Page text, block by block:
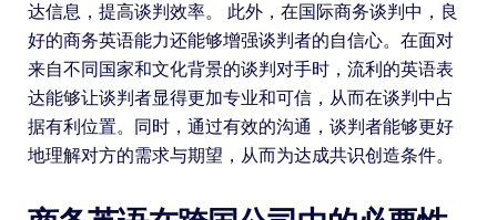
达信息，提高谈判效率。 此外，在国际商务谈判中，良
好的商务英语能力还能够增强谈判者的自信心。在面对
来自不同国家和文化背景的谈判对手时，流利的英语表
达能够让谈判者显得更加专业和可信，从而在谈判中占
据有利位置。同时，通过有效的沟通，谈判者能够更好
地理解对方的需求与期望，从而为达成共识创造条件。